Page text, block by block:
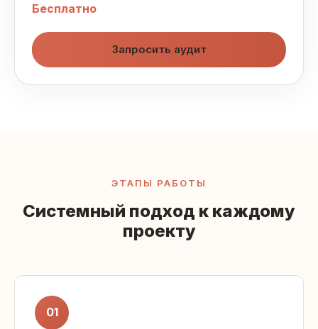
Бесплатно
Запросить аудит
ЭТАПЫ РАБОТЫ
Системный подход к каждому
проекту
01